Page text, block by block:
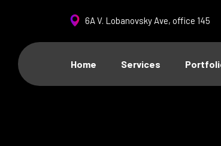
6A V. Lobanovsky Ave, office 145
Home Services